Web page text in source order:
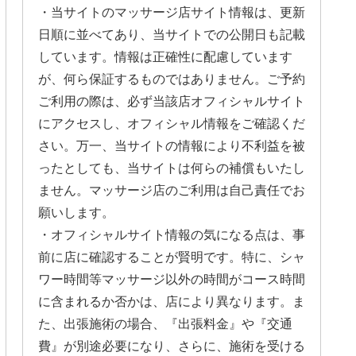
・当サイトのマッサージ店サイト情報は、更新
日順に並べてあり、当サイトでの公開日も記載
しています。情報は正確性に配慮しています
が、何ら保証するものではありません。ご予約
ご利用の際は、必ず当該店オフィシャルサイト
にアクセスし、オフィシャル情報をご確認くだ
さい。万一、当サイトの情報により不利益を被
ったとしても、当サイトは何らの補償もいたし
ません。マッサージ店のご利用は自己責任でお
願いします。
・オフィシャルサイト情報の気になる点は、事
前に店に確認することが賢明です。特に、シャ
ワー時間等マッサージ以外の時間がコース時間
に含まれるか否かは、店により異なります。ま
た、出張施術の場合、『出張料金』や『交通
費』が別途必要になり、さらに、施術を受ける